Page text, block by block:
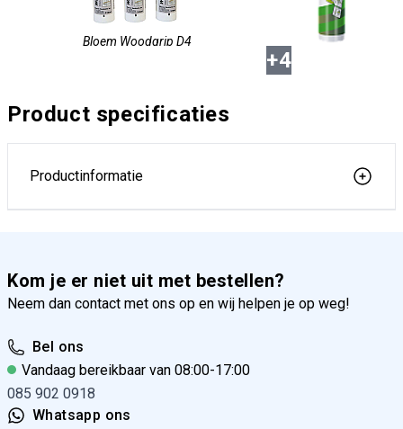
Bloem Woodgrip D4
Zwaluw Den Braven High Tack Zwart koker
290ml
+4
Product specificaties
Productinformatie
Kom je er niet uit met bestellen?
Neem dan contact met ons op en wij helpen je op weg!
Bel ons
Vandaag bereikbaar van 08:00-17:00
085 902 0918
Whatsapp ons